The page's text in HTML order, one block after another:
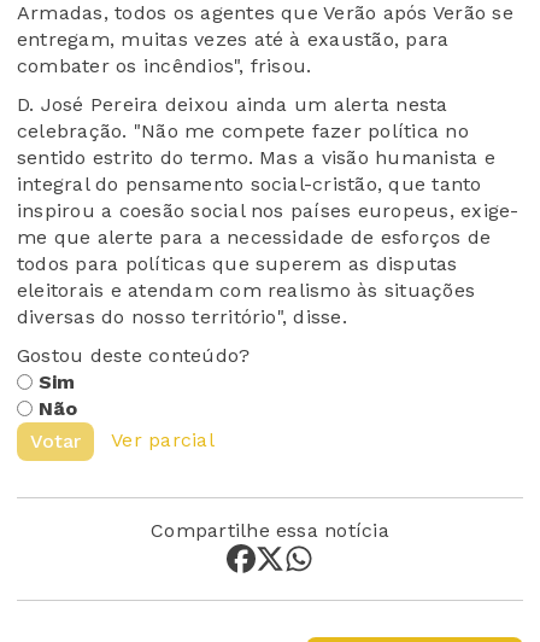
Armadas, todos os agentes que Verão após Verão se
entregam, muitas vezes até à exaustão, para
combater os incêndios", frisou.
D. José Pereira deixou ainda um alerta nesta
celebração. "Não me compete fazer política no
sentido estrito do termo. Mas a visão humanista e
integral do pensamento social-cristão, que tanto
inspirou a coesão social nos países europeus, exige-
me que alerte para a necessidade de esforços de
todos para políticas que superem as disputas
eleitorais e atendam com realismo às situações
diversas do nosso território", disse.
Gostou deste conteúdo?
Sim
Não
Votar
Ver parcial
Compartilhe essa notícia